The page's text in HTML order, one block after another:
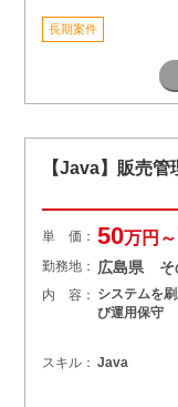
長期案件
【Java】販売
単 価： 50万円～
勤務地： 広島県 そ
内 容： システムを
び運用保守
スキル： Java